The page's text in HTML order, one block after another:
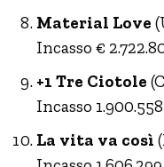
Material Love
Incasso €
+1 Tre Ciotole
Incasso
La vita va così